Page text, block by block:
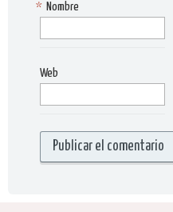
Nombre
*
Web